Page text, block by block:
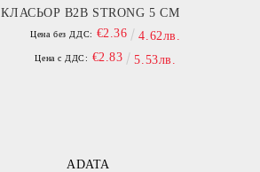
КЛАСЬОР B2B STRONG 5 СМ
Цена без ДДС: €2.36 4.62лв.
Цена с ДДС: €2.83 5.53лв.
ADATA